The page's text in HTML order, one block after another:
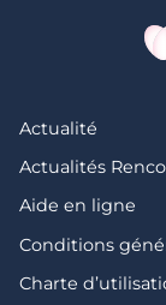
Actualité
Actualités
Aide en ligne
Conditions
Charte